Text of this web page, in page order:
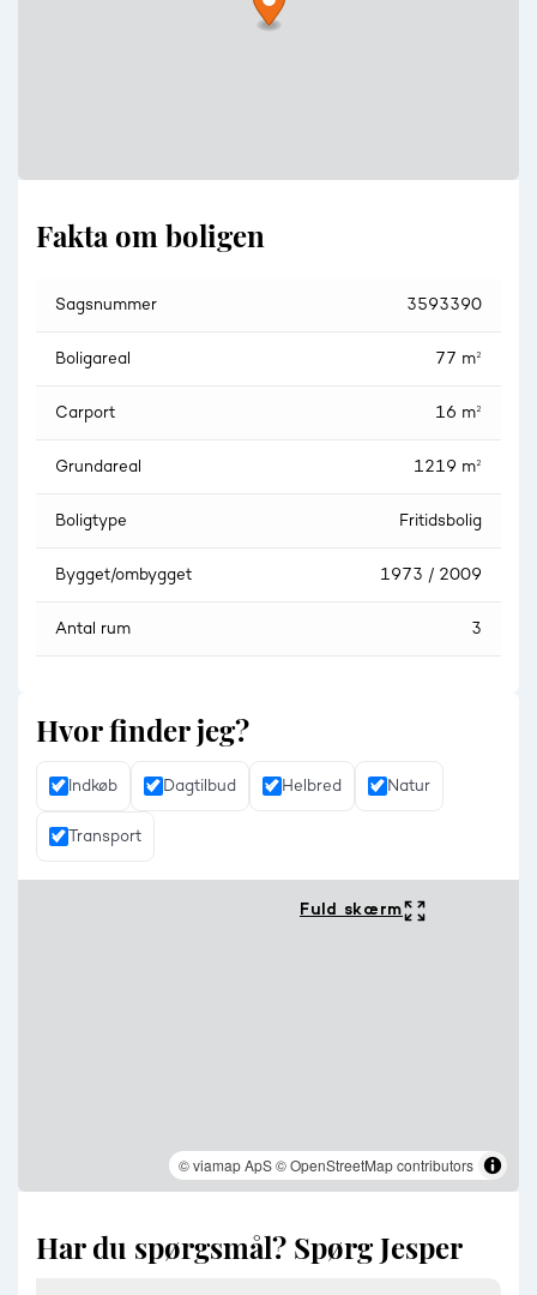
Fakta om boligen
Sagsnummer 3593390
Boligareal 77 m²
Carport 16 m²
Grundareal 1219 m²
Boligtype Fritidsbolig
Bygget/ombygget 1973 / 2009
Antal rum 3
Hvor finder jeg?
Indkøb Dagtilbud Helbred Natur
Transport
Fuld skærm
© viamap ApS© OpenStreetMap contributors
Har du spørgsmål? Spørg Jesper